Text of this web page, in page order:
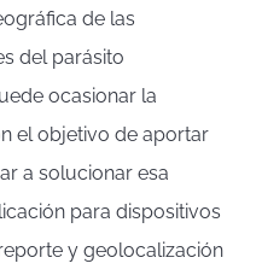
de las
del parásito
ocasionar la
el objetivo de aportar
a solucionar esa
para dispositivos
y geolocalización